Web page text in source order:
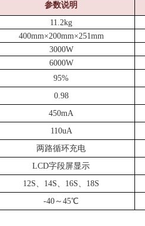
参数说明
11.2kg
400mm×200mm×251mm
3000W
6000W
95%
0.98
450mA
110uA
两路循环充电
LCD字段屏显示
12S、14S、16S、18S
-40～45℃